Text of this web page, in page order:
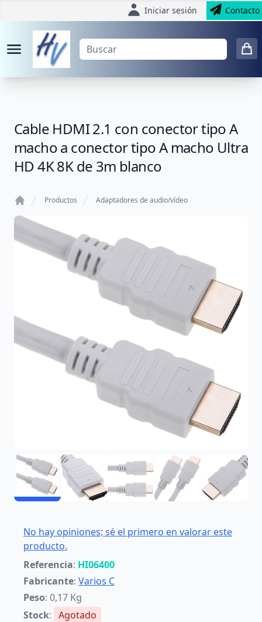
Iniciar sesión Contacto
Cable HDMI 2.1 con conector tipo A
macho a conector tipo A macho Ultra
HD 4K 8K de 3m blanco
Home
Productos Adaptadores de audio/vídeo
No hay opiniones; sé el primero en valorar este
producto.
Referencia: HI06400
Fabricante: Varios C
Peso: 0,17 Kg
Stock: Agotado